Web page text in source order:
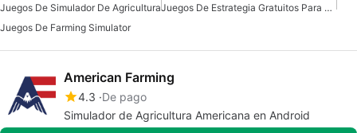
Juegos De Simulador De Agricultura
Juegos De Estrategia Gratuitos Para Mac
Juegos De Farming Simulator
American Farming
4.3 De pago
Simulador de Agricultura Americana en Android